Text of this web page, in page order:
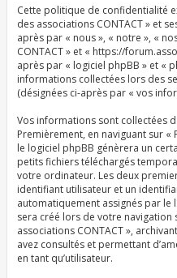
Cette politique de confidentialité
des associations CONTACT » et
après par « nous », « notre », «
CONTACT » et « https://
après par « logiciel phpBB » et «
informations collectées lors des
(désignées ci-après par « vos
Vos informations sont collectées
Premièrement, en naviguant sur «
le logiciel phpBB génèrera un
petits fichiers téléchargés
votre ordinateur. Les deux
identifiant utilisateur et un
automatiquement assignés par le
sera créé lors de votre navigation
associations CONTACT »,
avez consultés et permettant
en tant qu’utilisateur.